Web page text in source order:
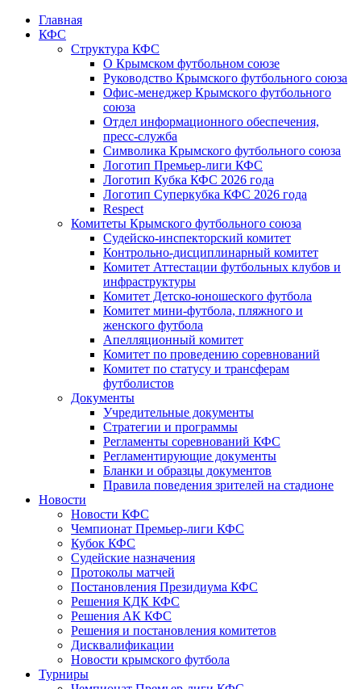
Главная
КФС
Структура КФС
О Крымском футбольном союзе
Руководство Крымского футбольного союза
Офис-менеджер Крымского футбольного
союза
Отдел информационного обеспечения,
пресс-служба
Символика Крымского футбольного союза
Логотип Премьер-лиги КФС
Логотип Кубка КФС 2026 года
Логотип Суперкубка КФС 2026 года
Respect
Комитеты Крымского футбольного союза
Судейско-инспекторский комитет
Контрольно-дисциплинарный комитет
Комитет Аттестации футбольных клубов и
инфраструктуры
Комитет Детско-юношеского футбола
Комитет мини-футбола, пляжного и
женского футбола
Апелляционный комитет
Комитет по проведению соревнований
Комитет по статусу и трансферам
футболистов
Документы
Учредительные документы
Стратегии и программы
Регламенты соревнований КФС
Регламентирующие документы
Бланки и образцы документов
Правила поведения зрителей на стадионе
Новости
Новости КФС
Чемпионат Премьер-лиги КФС
Кубок КФС
Судейские назначения
Протоколы матчей
Постановления Президиума КФС
Решения КДК КФС
Решения АК КФС
Решения и постановления комитетов
Дисквалификации
Новости крымского футбола
Турниры